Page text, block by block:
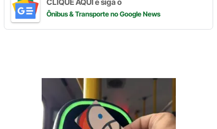
Ônibus & Transporteno Google News